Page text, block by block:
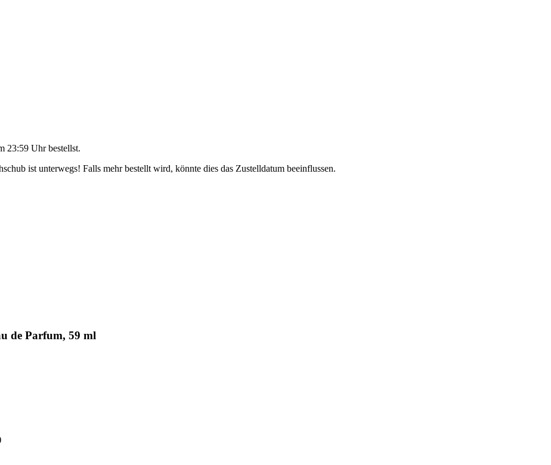
23:59 Uhrbestellst.
ist unterwegs! Falls mehr bestellt wird, könnte dies das Zustelldatum beeinflussen.
de Parfum, 59 ml